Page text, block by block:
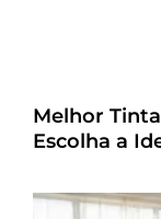
Melhor
Escolha a